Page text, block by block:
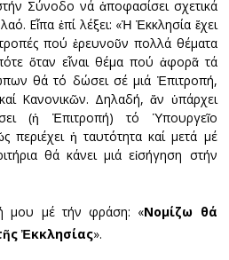
Σύνοδο νά ἀποφασίσει σχετικά
Εἶπα ἐπί λέξει: «Ἡ Ἐκκλησία ἔχει
πού ἐρευνοῦν πολλά θέματα
ὅταν εἶναι θέμα πού ἀφορᾶ τά
θά τό δώσει σέ μιά Ἐπιτροπή,
Κανονικῶν. Δηλαδή, ἄν ὑπάρχει
(ἡ Ἐπιτροπή) τό Ὑπουργεῖο
περιέχει ἡ ταυτότητα καί μετά μέ
θά κάνει μιά εἰσήγηση στήν
μου μέ τήν φράση: «Νομίζω θά
Ἐκκλησίας».